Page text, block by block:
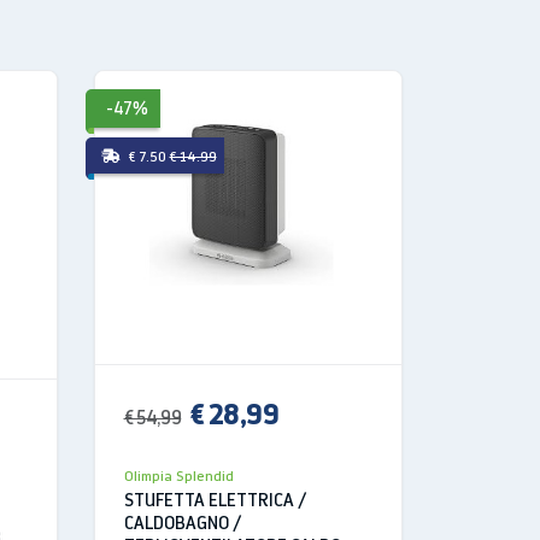
-47%
€ 7.50€ 14.99
€ 54,99 € 28,99
Olimpia Splendid
STUFETTA ELETTRICA /
CALDOBAGNO /